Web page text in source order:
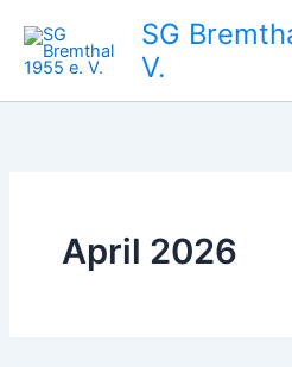
Inhalt
springen
SG
V.
April 2026